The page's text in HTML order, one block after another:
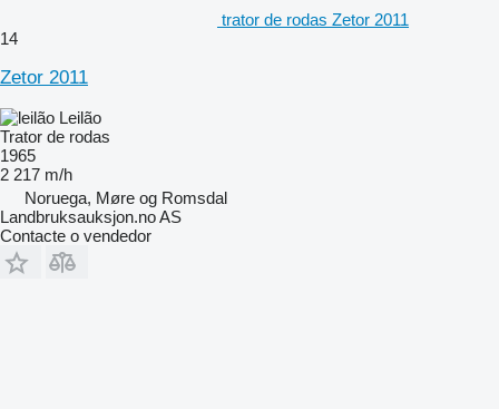
trator de rodas Zetor 2011
14
Zetor 2011
Leilão
Trator de rodas
1965
2 217 m/h
Noruega, Møre og Romsdal
Landbruksauksjon.no AS
Contacte o vendedor